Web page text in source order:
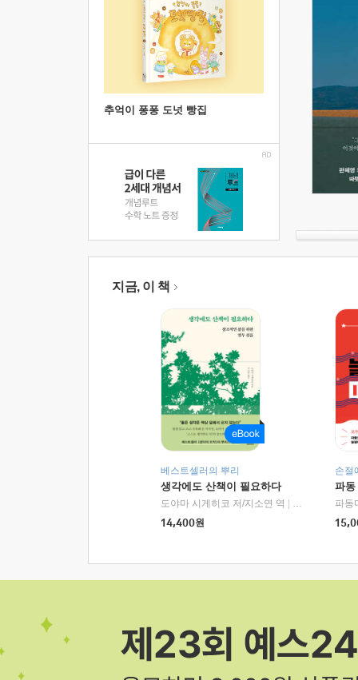
추억이 퐁퐁 도넛 빵집
지금, 이 책
베스트셀러의 뿌리
생각에도 산책이 필요하다
도야마 시게히코 저/지소연 역
알에이치코리
14,400원
손절
파동
파동